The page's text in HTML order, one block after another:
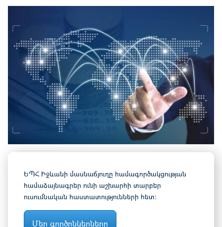
ԵՊՀ Իջևանի մասնաճյուղը համագործակցության
համաձայնագրեր ունի աշխարհի տարբեր
ուսումնական հաստատությունների հետ։
Մեր գործընկերները